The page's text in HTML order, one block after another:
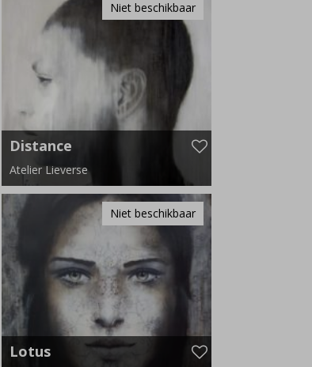
Niet beschikbaar
Distance
Atelier Lieverse
110 cm x 110 cm
Niet beschikbaar
Lotus